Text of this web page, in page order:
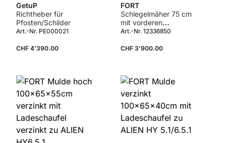
GetuP
Richtheber für
Pfosten/Schilder
Art.-Nr. PE000021
CHF 4’390.00
FORT
Schlegelmäher 75 cm
mit vorderen
Stützräder und Honda
Art.-Nr. 12336850
CHF 3’900.00